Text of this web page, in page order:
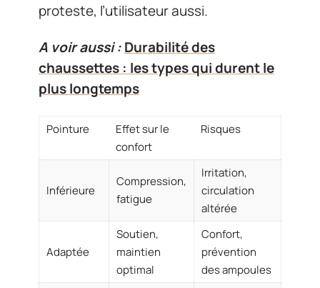
proteste, l’utilisateur aussi.
A voir aussi :Durabilité des
chaussettes : les types qui durent le
plus longtemps
Pointure
Effet sur le
confort
Risques
Inférieure
Compression,
fatigue
Irritation,
circulation
altérée
Adaptée
Soutien,
maintien
optimal
Confort,
prévention
des ampoules